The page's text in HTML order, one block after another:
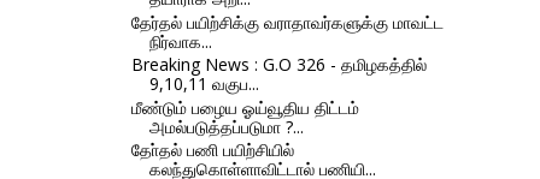
தேர்தல் பயிற்சிக்கு வராதாவர்களுக்கு மாவட்ட
நிர்வாக...
Breaking News : G.O 326 - தமிழகத்தில்
9,10,11 வகுப...
மீண்டும் பழைய ஓய்வூதிய திட்டம்
அமல்படுத்தப்படுமா ?...
தோ்தல் பணி பயிற்சியில்
கலந்துகொள்ளாவிட்டால் பணியி...